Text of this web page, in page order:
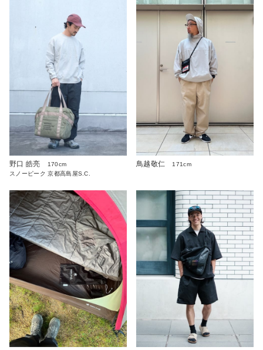
野口 皓亮
170cm
スノーピーク 京都高島屋S.C.
鳥越敬仁 171cm